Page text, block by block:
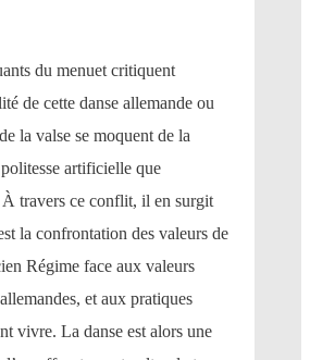
du menuet critiquent
de cette danse allemande ou
la valse se moquent de la
artificielle que
À travers ce conflit, il en surgit
la confrontation des valeurs de
Régime face aux valeurs
et aux pratiques
vivre. La danse est alors une